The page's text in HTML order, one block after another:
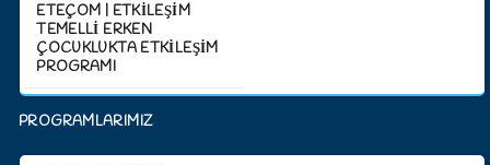
ETEÇOM | ETKİLEŞİM
TEMELLİ ERKEN
ÇOCUKLUKTA ETKİLEŞİM
PROGRAMI
PROGRAMLARIMIZ